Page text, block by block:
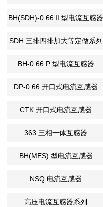
BH(SDH)-0.66 Ⅱ 型电流互感器
SDH 三排四排加大等定做系列
BH-0.66 P 型电流互感器
DP-0.66 开口式电流互感器
CTK 开口式电流互感器
363 三相一体互感器
BH(MES) 型电流互感器
NSQ 电流互感器
高压电流互感器系列